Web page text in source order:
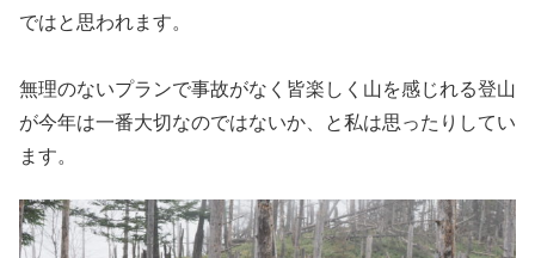
ではと思われます。
無理のないプランで事故がなく皆楽しく山を感じれる登山
が今年は一番大切なのではないか、と私は思ったりしてい
ます。